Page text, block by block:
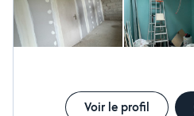
Voir le profil